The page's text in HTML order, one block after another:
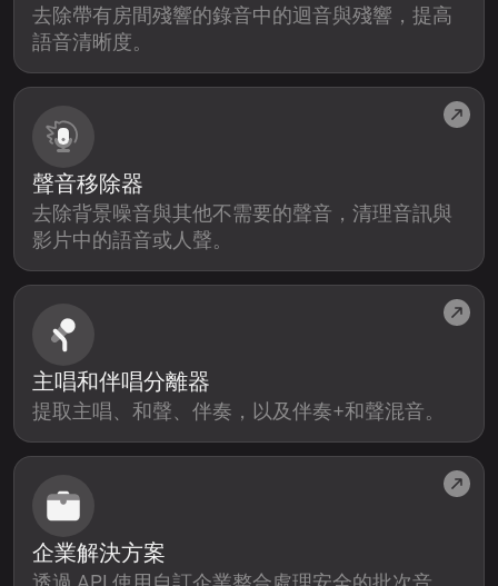
聲音移除器
去除背景噪音與其他不需要的聲音，清理音訊與
影片中的語音或人聲。
企業解決方案
去除帶有房間殘響的錄音中的迴音與殘響，提高
語音清晰度。
主唱和伴唱分離器
提取主唱、和聲、伴奏，以及伴奏+和聲混音。